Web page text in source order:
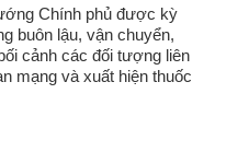
Chính phủ được kỳ
buôn lậu, vận chuyển,
cảnh các đối tượng liên
mạng và xuất hiện thuốc